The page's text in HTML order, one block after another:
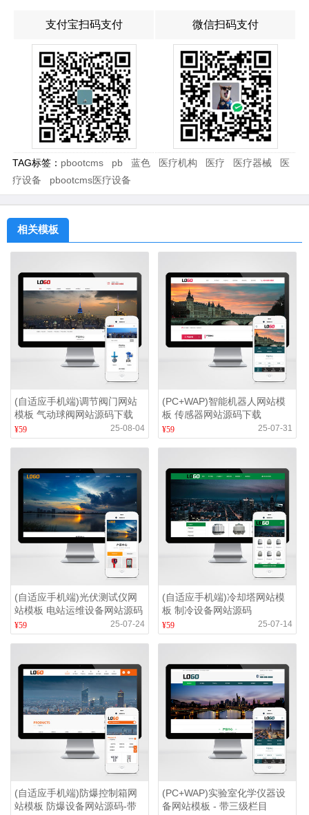
支付宝扫码支付 微信扫码支付
TAG标签： pbootcms pb 蓝色 医疗机构 医疗 医疗器械
医
疗设备
pbootcms医疗设备
相关模板
(自适应手机端)调节阀门网站
模板 气动球阀网站源码下载
¥59 25-08-04
(PC+WAP)智能机器人网站模
板 传感器网站源码下载
¥59 25-07-31
(自适应手机端)光伏测试仪网
站模板 电站运维设备网站源码
下载
¥59 25-07-24
(自适应手机端)冷却塔网站模
板 制冷设备网站源码
¥59 25-07-14
(自适应手机端)防爆控制箱网
站模板 防爆设备网站源码-带
(PC+WAP)实验室化学仪器设
备网站模板 - 带三级栏目